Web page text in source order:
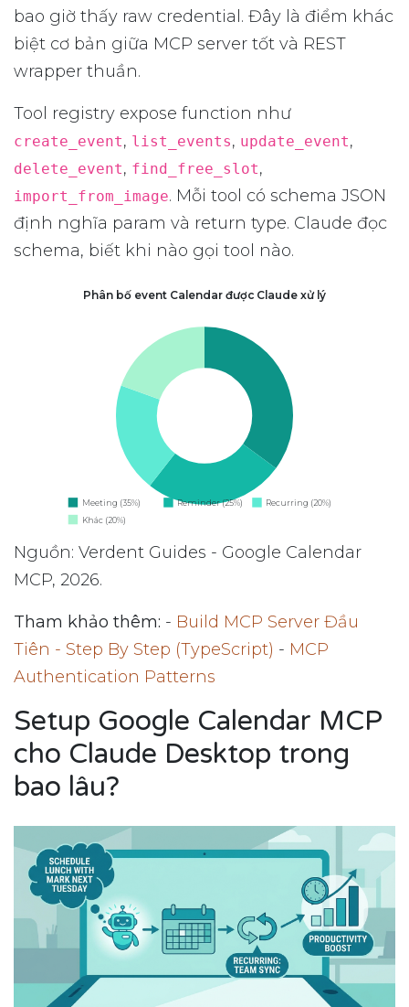
bao giờ thấy raw credential. Đây là điểm khác
biệt cơ bản giữa MCP server tốt và REST
wrapper thuần.
Tool registry expose function như
create_event, list_events, update_event,
delete_event, find_free_slot,
import_from_image. Mỗi tool có schema JSON
định nghĩa param và return type. Claude đọc
schema, biết khi nào gọi tool nào.
Phân bố event Calendar được Claude xử lý
Meeting (35%) Reminder (25%)
Recurring (20%)
Khác (20%)
Nguồn: Verdent Guides - Google Calendar
MCP, 2026.
Tham khảo thêm: - Build MCP Server Đầu
Tiên - Step By Step (TypeScript) - MCP
Authentication Patterns
Setup Google Calendar MCP
cho Claude Desktop trong
bao lâu?